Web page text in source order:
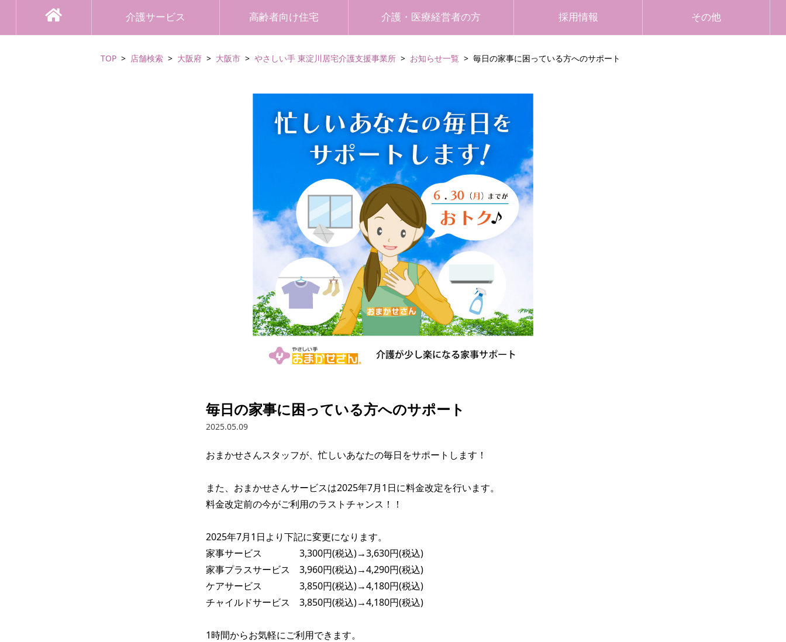
介護サービス 高齢者向け住宅 介護・医療経営者の方 採用情報 その他
TOP 店舗検索 大阪府 大阪市 やさしい手 東淀川居宅介護支援事業所 お知らせ一覧 毎日の家事に困っている方へのサポート
毎日の家事に困っている方へのサポート
2025.05.09
おまかせさんスタッフが、忙しいあなたの毎日をサポートします！
また、おまかせさんサービスは2025年7月1日に料金改定を行います。
料金改定前の今がご利用のラストチャンス！！
2025年7月1日より下記に変更になります。
家事サービス　　　　3,300円(税込)→3,630円(税込)
家事プラスサービス　3,960円(税込)→4,290円(税込)
ケアサービス　　　　3,850円(税込)→4,180円(税込)
チャイルドサービス　3,850円(税込)→4,180円(税込)
1時間からお気軽にご利用できます。